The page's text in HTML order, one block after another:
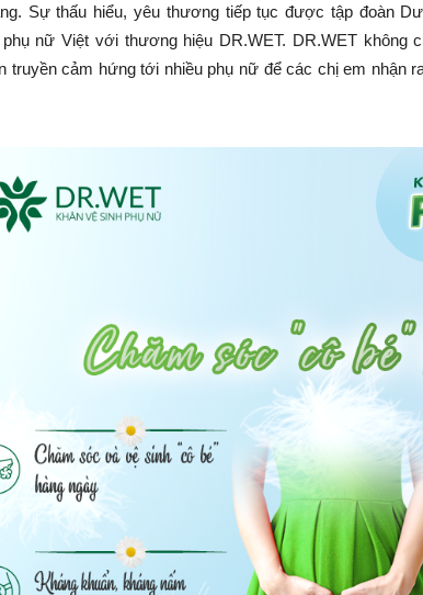
Sự thấu hiểu, yêu thương tiếp tục được tập đoàn
nữ Việt với thương hiệu DR.WET. DR.WET không
truyền cảm hứng tới nhiều phụ nữ để các chị em nhận